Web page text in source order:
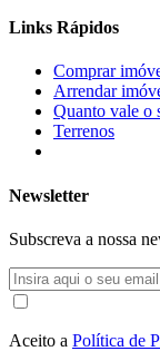
Links Rápidos
Comprar
Arrendar
Quanto vale o
Terrenos
Newsletter
Subscreva a nossa
Aceito a Política de